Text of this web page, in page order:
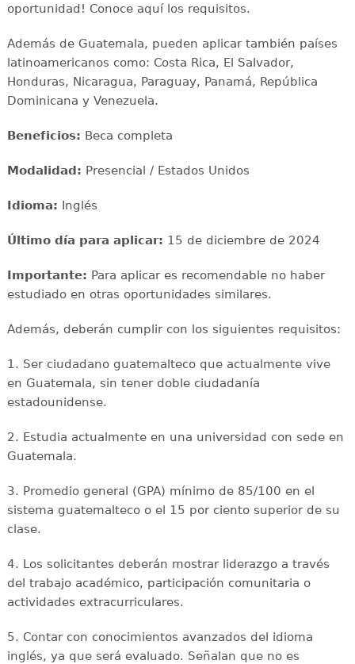
oportunidad! Conoce aquí los requisitos.
Además de Guatemala, pueden aplicar también países
latinoamericanos como: Costa Rica, El Salvador,
Honduras, Nicaragua, Paraguay, Panamá, República
Dominicana y Venezuela.
Beneficios: Beca completa
Modalidad: Presencial / Estados Unidos
Idioma: Inglés
Último día para aplicar: 15 de diciembre de 2024
Importante: Para aplicar es recomendable no haber
estudiado en otras oportunidades similares.
Además, deberán cumplir con los siguientes requisitos:
1. Ser ciudadano guatemalteco que actualmente vive
en Guatemala, sin tener doble ciudadanía
estadounidense.
2. Estudia actualmente en una universidad con sede en
Guatemala.
3. Promedio general (GPA) mínimo de 85/100 en el
sistema guatemalteco o el 15 por ciento superior de su
clase.
4. Los solicitantes deberán mostrar liderazgo a través
del trabajo académico, participación comunitaria o
actividades extracurriculares.
5. Contar con conocimientos avanzados del idioma
inglés, ya que será evaluado. Señalan que no es